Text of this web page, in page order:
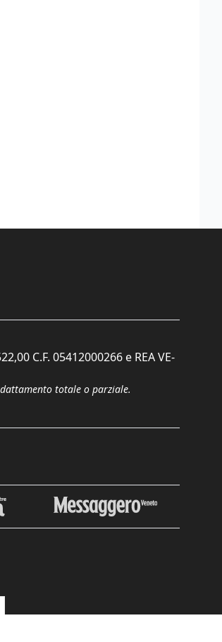
C.F. 05412000266 e REA VE-
totale o parziale.